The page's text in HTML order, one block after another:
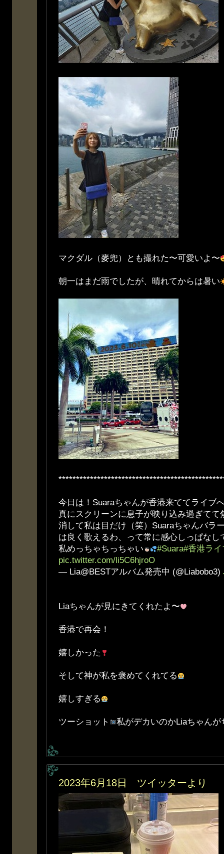
マクダル（麥兜）とも撮れた〜可愛いよ〜
朝一はまだ雨でしたが、晴れてからは暑い
今日は！Suaraちゃんが香港来ててライブ
真にスクリーンに息子が映り込み過ぎてて
消して私は目だけ（笑）Suaraちゃんバラ
は良く歌えるわ、って常に感心しっぱなし
私めっちゃちっちゃい
#Suara#香港ライ
pic.twitter.com/li5C6hjroO
— Lia@BESTアルバム発売中 (@Liabobo3)
Liaちゃんが見にきてくれたよ〜
香港で再会！
嬉しかった
そして神が私を褒めてくれてる
嬉しすぎる
ツーショット 私がデカいのかLiaちゃんが
2023年6月18日 ツイッターより